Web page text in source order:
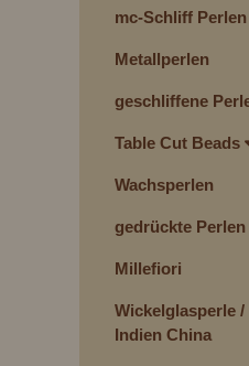
mc-Schliff Perlen
Metallperlen
geschliffene
Table Cut Beads
Wachsperlen
gedrückte Perlen
Millefiori
Wickelglasperle
Indien China